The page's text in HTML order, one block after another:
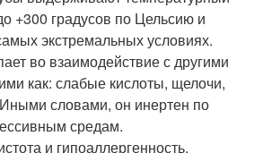
+300 градусов по Цельсию и
экстремальных условиях.
во взаимодействие с другими
как: слабые кислоты, щелочи,
словами, он инертен по
средам.
и гипоаллергенность.